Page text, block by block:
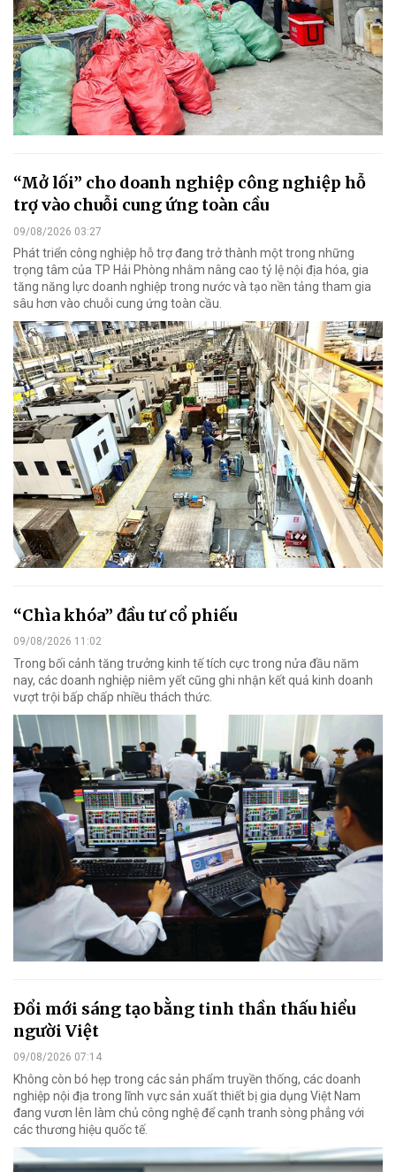
“Mở lối” cho doanh nghiệp công nghiệp hỗ
trợ vào chuỗi cung ứng toàn cầu
09/08/2026 03:27
Phát triển công nghiệp hỗ trợ đang trở thành một trong những
trọng tâm của TP Hải Phòng nhằm nâng cao tỷ lệ nội địa hóa, gia
tăng năng lực doanh nghiệp trong nước và tạo nền tảng tham gia
sâu hơn vào chuỗi cung ứng toàn cầu.
“Chìa khóa” đầu tư cổ phiếu
09/08/2026 11:02
Trong bối cảnh tăng trưởng kinh tế tích cực trong nửa đầu năm
nay, các doanh nghiệp niêm yết cũng ghi nhận kết quả kinh doanh
vượt trội bấp chấp nhiều thách thức.
Đổi mới sáng tạo bằng tinh thần thấu hiểu
người Việt
09/08/2026 07:14
Không còn bó hẹp trong các sản phẩm truyền thống, các doanh
nghiệp nội địa trong lĩnh vực sản xuất thiết bị gia dụng Việt Nam
đang vươn lên làm chủ công nghệ để cạnh tranh sòng phẳng với
các thương hiệu quốc tế.